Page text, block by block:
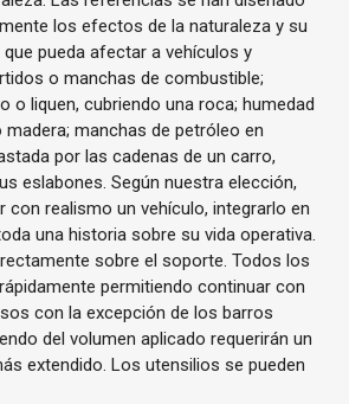
los efectos de la naturaleza y su
pueda afectar a vehículos y
o manchas de combustible;
o liquen, cubriendo una roca; humedad
madera; manchas de petróleo en
por las cadenas de un carro,
eslabones. Según nuestra elección,
con realismo un vehículo, integrarlo en
una historia sobre su vida operativa.
sobre el soporte. Todos los
permitiendo continuar con
con la excepción de los barros
del volumen aplicado requerirán un
extendido. Los utensilios se pueden